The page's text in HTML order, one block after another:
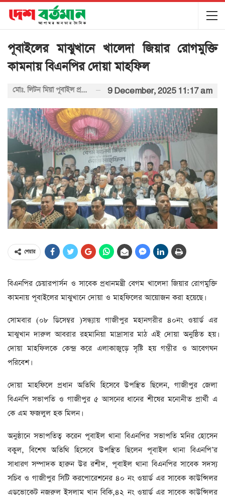
পূবাইলের মাঝুখানে খালেদা জিয়ার রোগমুক্তি
কামনায় বিএনপির দোয়া মাহফিল
মোঃ. লিটন মিয়া পূবাইল প্রতিনিধি 9 December, 2025 11:17 am
শেয়ার
বিএনপির চেয়ারপার্সন ও সাবেক প্রধানমন্ত্রী বেগম খালেদা জিয়ার রোগমুক্তি
কামনায় পূবাইলের মাঝুখানে দোয়া ও মাহফিলের আয়োজন করা হয়েছে।
সোমবার (০৮ ডিসেম্বর )সন্ধ্যায় গাজীপুর মহানগরীর ৪০নং ওয়ার্ড এর
মাঝুখান দারুল আবরার রহমানিয়া মাদ্রাসার মাঠ এই দোয়া অনুষ্ঠিত হয়।
দোয়া মাহফিলকে কেন্দ্র করে এলাকাজুড়ে সৃষ্টি হয় গম্ভীর ও আবেগঘন
পরিবেশ।
দোয়া মাহফিলে প্রধান অতিথি হিসেবে উপস্থিত ছিলেন, গাজীপুর জেলা
বিএনপি সভাপতি ও গাজীপুর ৫ আসনের ধানের শীষের মনোনীত প্রার্থী এ
কে এম ফজলুল হক মিলন।
অনুষ্ঠানে সভাপতিত্ব করেন পূবাইল থানা বিএনপির সভাপতি মনির হোসেন
বকুল, বিশেষ অতিথি হিসেবে উপস্থিত ছিলেন পূবাইল থানা বিএনপি’র
সাধারণ সম্পাদক হারুন উর রশীদ, পূবাইল থানা বিএনপির সাবেক সদস্য
সচিব ও গাজীপুর সিটি করপোরেশনের ৪০ নং ওয়ার্ড এর সাবেক কাউন্সিলর
এডভোকেট নজরুল ইসলাম খান বিকি,৪২ নং ওয়ার্ড এর সাবেক কাউন্সিলর